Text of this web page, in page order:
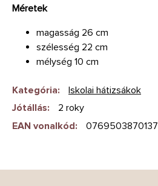
Méretek
magasság 26 cm
szélesség 22 cm
mélység 10 cm
Kategória:
Iskolai hátizsákok
Jótállás:
2 roky
EAN vonalkód: 0769503870137